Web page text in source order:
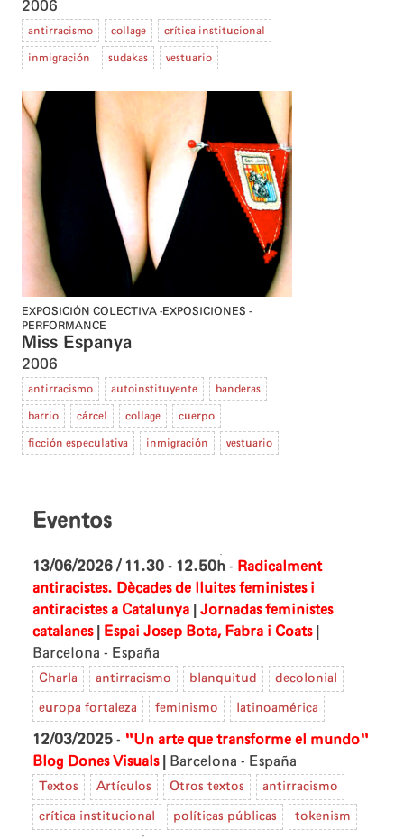
2006
antirracismo collage crítica institucional
inmigración sudakas vestuario
EXPOSICIÓN COLECTIVA
EXPOSICIONES
PERFORMANCE
Miss Espanya
2006
antirracismo autoinstituyente banderas
barrio cárcel collage cuerpo
ficción especulativa inmigración vestuario
Eventos
13/06/2026 / 11.30 - 12.50h - Radicalment
antiracistes. Dècades de lluites feministes i
antiracistes a Catalunya
Jornadas feministes
catalanes
Espai Josep Bota, Fabra i Coats
Barcelona - España
Charla antirracismo blanquitud decolonial
europa fortaleza feminismo latinoamérica
12/03/2025 - "Un arte que transforme el mundo"
Blog Dones Visuals
Barcelona - España
Textos Artículos Otros textos antirracismo
crítica institucional políticas públicas tokenism